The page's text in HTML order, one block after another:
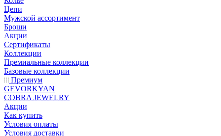
Цепи
Мужской ассортимент
Броши
Акции
Сертификаты
Коллекции
Премиальные коллекции
Базовые коллекции
Премиум
GEVORKYAN
COBRA JEWELRY
Акции
Как купить
Условия оплаты
Условия доставки